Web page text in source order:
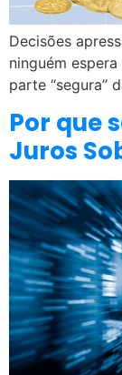
Decisões
ninguém
parte “segura”
Por que
Juros